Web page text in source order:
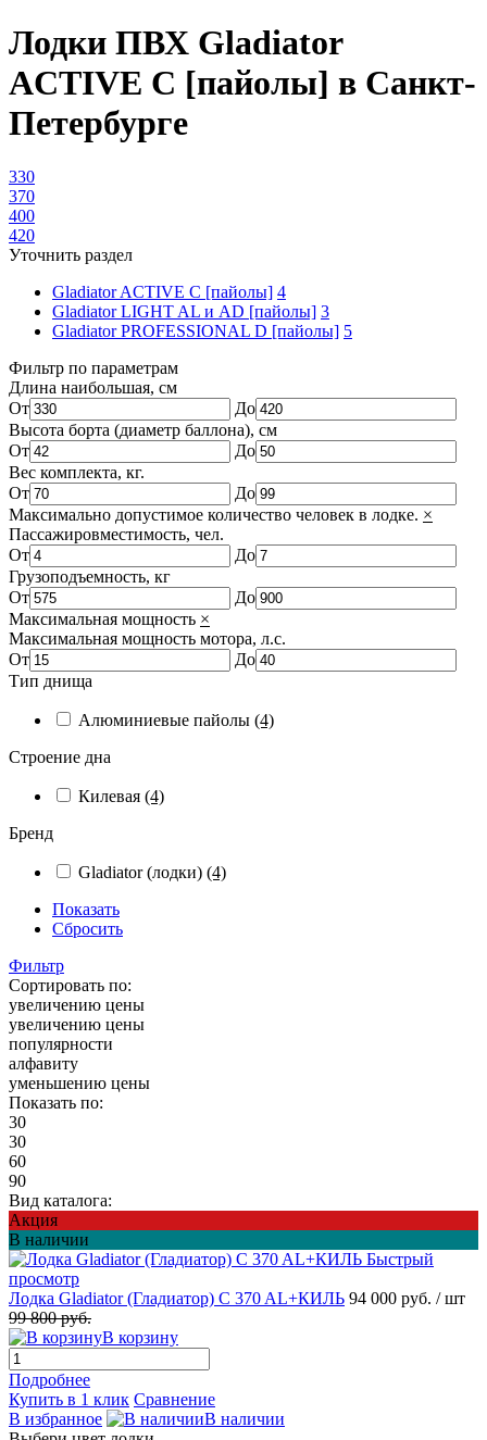
Лодки ПВХ Gladiator
ACTIVE C [пайолы] в Санкт-
Петербурге
330
370
400
420
Уточнить раздел
Gladiator ACTIVE C [пайолы] 4
Gladiator LIGHT AL и AD [пайолы] 3
Gladiator PROFESSIONAL D [пайолы] 5
Фильтр по параметрам
Длина наибольшая, см
От
До
Высота борта (диаметр баллона), см
От
До
Вес комплекта, кг.
От
До
Максимально допустимое количество человек в лодке. ×
Пассажировместимость, чел.
От
До
Грузоподъемность, кг
От
До
Максимальная мощность ×
Максимальная мощность мотора, л.с.
От
До
Тип днища
Алюминиевые пайолы (4)
Строение дна
Килевая (4)
Бренд
Gladiator (лодки) (4)
Показать
Сбросить
Фильтр
Сортировать по:
увеличению цены
увеличению цены
популярности
алфавиту
уменьшению цены
Показать по:
30
30
60
90
Вид каталога:
Акция
В наличии
Быстрый
просмотр
Лодка Gladiator (Гладиатор) C 370 AL+КИЛЬ 94 000 руб. / шт
99 800 руб.
В корзину
Подробнее
Купить в 1 клик Сравнение
В избранное
В наличии